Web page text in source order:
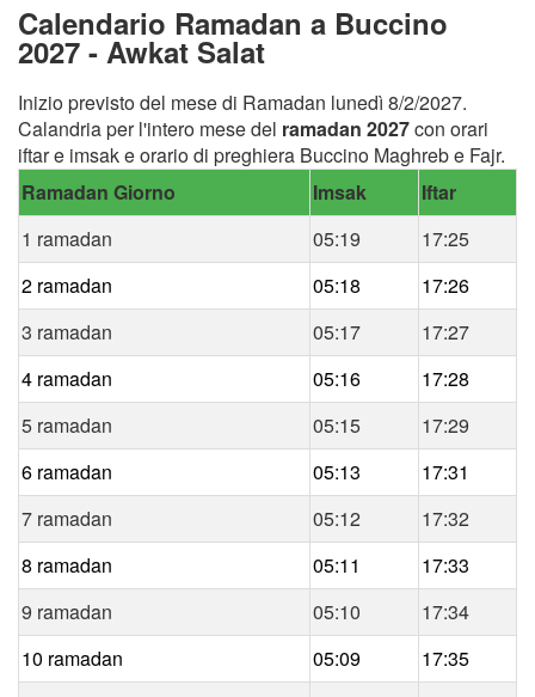
Calendario Ramadan a Buccino
2027 - Awkat Salat
Inizio previsto del mese di Ramadan lunedì 8/2/2027.
Calandria per l'intero mese del ramadan 2027con orari
iftar e imsak e orario di preghiera Buccino Maghreb e Fajr.
Ramadan Giorno
Imsak
Iftar
1 ramadan
05:19
17:25
2 ramadan
05:18
17:26
3 ramadan
05:17
17:27
4 ramadan
05:16
17:28
5 ramadan
05:15
17:29
6 ramadan
05:13
17:31
7 ramadan
05:12
17:32
8 ramadan
05:11
17:33
9 ramadan
05:10
17:34
10 ramadan
05:09
17:35